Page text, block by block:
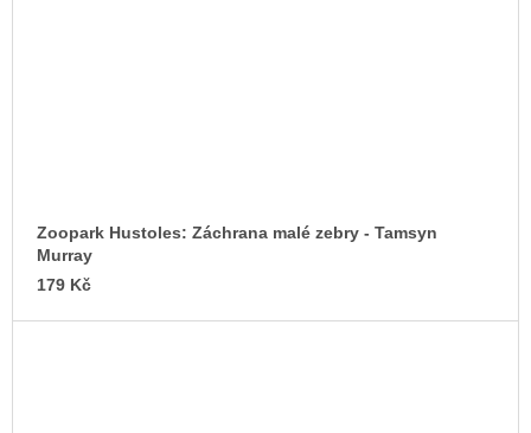
Zoopark Hustoles: Záchrana malé zebry - Tamsyn
Murray
179 Kč